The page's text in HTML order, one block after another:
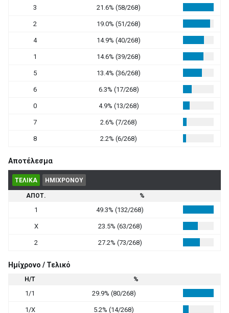
3 21.6% (58/268)
2 19.0% (51/268)
4 14.9% (40/268)
1 14.6% (39/268)
5 13.4% (36/268)
6 6.3% (17/268)
0 4.9% (13/268)
7 2.6% (7/268)
8 2.2% (6/268)
Αποτέλεσμα
ΤΕΛΙΚΑ ΗΜΙΧΡΟΝΟΥ
ΑΠΟΤ. %
1 49.3% (132/268)
X 23.5% (63/268)
2 27.2% (73/268)
Ημίχρονο / Τελικό
Η/Τ %
1/1 29.9% (80/268)
1/X 5.2% (14/268)